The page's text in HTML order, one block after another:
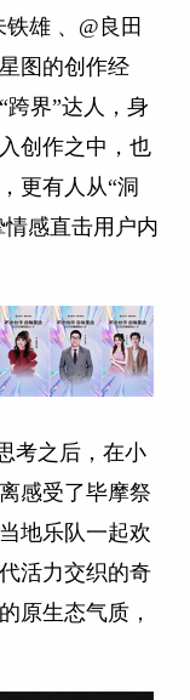
雄 、@良田
图的创作经
跨界”达人，身
创作之中，也
更有人从“洞
情感直击用户内
考之后，在小
感受了毕摩祭
地乐队一起欢
活力交织的奇
原生态气质，